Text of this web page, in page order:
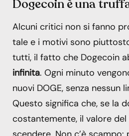
Dogecoin è una
Alcuni critici non si fanno
tale e i motivi sono
tutti, il fatto che Dogecoin
infinita. Ogni minuto
nuovi DOGE, senza nessun
Questo significa che, se la
costantemente, il valore